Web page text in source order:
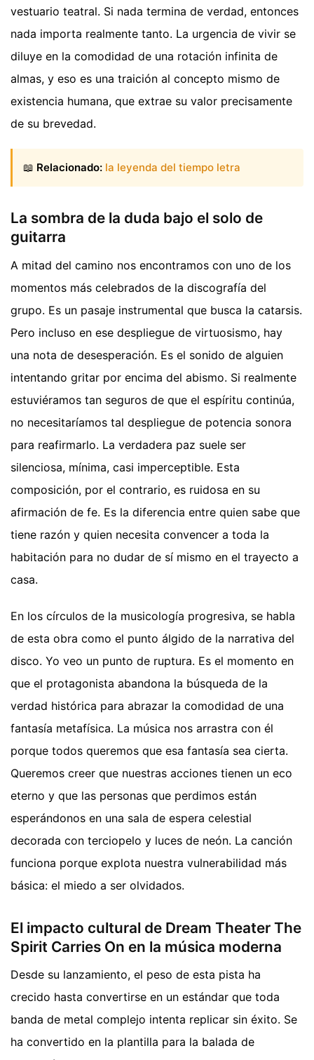
vestuario teatral. Si nada termina de verdad, entonces
nada importa realmente tanto. La urgencia de vivir se
diluye en la comodidad de una rotación infinita de
almas, y eso es una traición al concepto mismo de
existencia humana, que extrae su valor precisamente
de su brevedad.
📖 Relacionado: la leyenda del tiempo letra
La sombra de la duda bajo el solo de
guitarra
A mitad del camino nos encontramos con uno de los
momentos más celebrados de la discografía del
grupo. Es un pasaje instrumental que busca la catarsis.
Pero incluso en ese despliegue de virtuosismo, hay
una nota de desesperación. Es el sonido de alguien
intentando gritar por encima del abismo. Si realmente
estuviéramos tan seguros de que el espíritu continúa,
no necesitaríamos tal despliegue de potencia sonora
para reafirmarlo. La verdadera paz suele ser
silenciosa, mínima, casi imperceptible. Esta
composición, por el contrario, es ruidosa en su
afirmación de fe. Es la diferencia entre quien sabe que
tiene razón y quien necesita convencer a toda la
habitación para no dudar de sí mismo en el trayecto a
casa.
En los círculos de la musicología progresiva, se habla
de esta obra como el punto álgido de la narrativa del
disco. Yo veo un punto de ruptura. Es el momento en
que el protagonista abandona la búsqueda de la
verdad histórica para abrazar la comodidad de una
fantasía metafísica. La música nos arrastra con él
porque todos queremos que esa fantasía sea cierta.
Queremos creer que nuestras acciones tienen un eco
eterno y que las personas que perdimos están
esperándonos en una sala de espera celestial
decorada con terciopelo y luces de neón. La canción
funciona porque explota nuestra vulnerabilidad más
básica: el miedo a ser olvidados.
El impacto cultural de Dream Theater The
Spirit Carries On en la música moderna
Desde su lanzamiento, el peso de esta pista ha
crecido hasta convertirse en un estándar que toda
banda de metal complejo intenta replicar sin éxito. Se
ha convertido en la plantilla para la balada de